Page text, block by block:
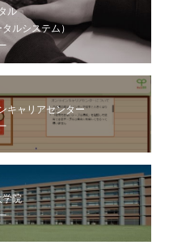
ル
ルシステム）
キャリアセンター
学院